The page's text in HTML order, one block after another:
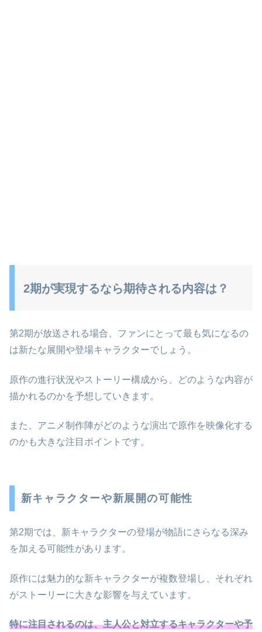
2期が実現するなら期待される内容は？
第2期が放送される場合、ファンにとって最も気になるの
は新たな展開や登場キャラクターでしょう。
原作の進行状況やストーリー構成から、どのような内容が
描かれるのかを予想していきます。
また、アニメ制作陣がどのような演出で原作を映像化する
のかも大きな注目ポイントです。
新キャラクターや新展開の可能性
第2期では、新キャラクターの登場が物語にさらなる深み
を加える可能性があります。
原作には魅力的な新キャラクターが複数登場し、それぞれ
がストーリーに大きな影響を与えています。
特に注目されるのは、主人公と対立するキャラクターや予